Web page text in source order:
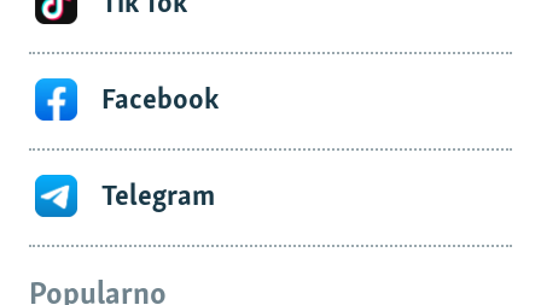
Facebook
Telegram
Popularno